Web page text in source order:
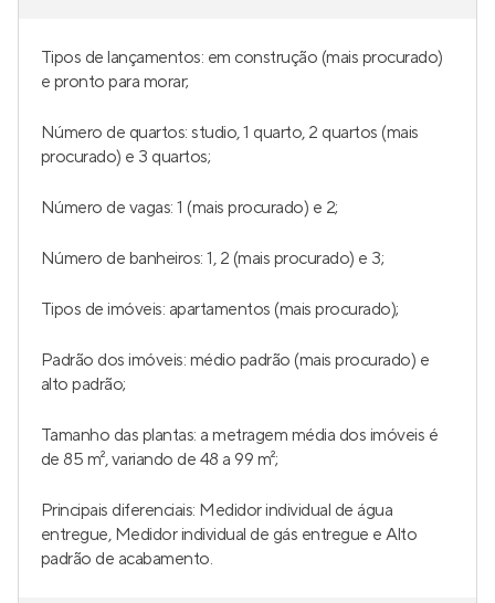
Tipos de lançamentos: em construção (mais procurado)
e pronto para morar;
Número de quartos: studio, 1 quarto, 2 quartos (mais
procurado) e 3 quartos;
Número de vagas: 1 (mais procurado) e 2;
Número de banheiros: 1, 2 (mais procurado) e 3;
Tipos de imóveis: apartamentos (mais procurado);
Padrão dos imóveis: médio padrão (mais procurado) e
alto padrão;
Tamanho das plantas: a metragem média dos imóveis é
de 85 m², variando de 48 a 99 m²;
Principais diferenciais: Medidor individual de água
entregue, Medidor individual de gás entregue e Alto
padrão de acabamento.